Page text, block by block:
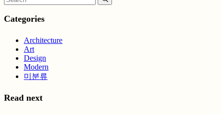
Categories
Architecture
Art
Design
Modern
미분류
Read next